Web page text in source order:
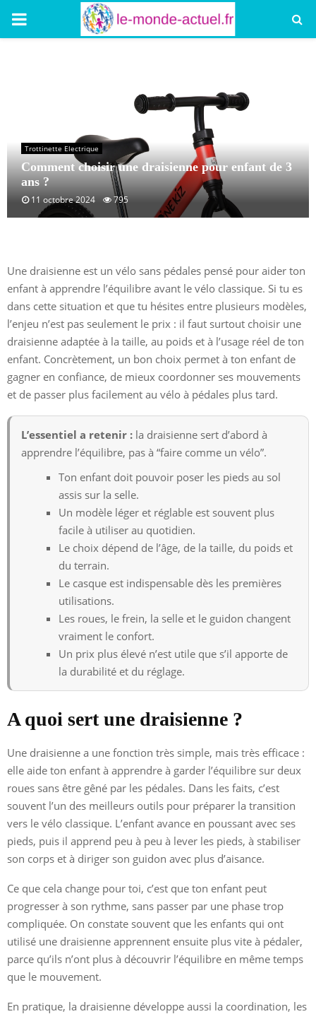
PRIMARY
Trottinette Electrique
Comment choisir une draisienne pour enfant de 3
ans ?
11 octobre 2024 795
Une draisienne est un vélo sans pédales pensé pour aider ton
enfant à apprendre l’équilibre avant le vélo classique. Si tu es
dans cette situation et que tu hésites entre plusieurs modèles,
l’enjeu n’est pas seulement le prix : il faut surtout choisir une
draisienne adaptée à la taille, au poids et à l’usage réel de ton
enfant. Concrètement, un bon choix permet à ton enfant de
gagner en confiance, de mieux coordonner ses mouvements
et de passer plus facilement au vélo à pédales plus tard.
L’essentiel a retenir : la draisienne sert d’abord à
apprendre l’équilibre, pas à “faire comme un vélo”.
Ton enfant doit pouvoir poser les pieds au sol
assis sur la selle.
Un modèle léger et réglable est souvent plus
facile à utiliser au quotidien.
Le choix dépend de l’âge, de la taille, du poids et
du terrain.
Le casque est indispensable dès les premières
utilisations.
Les roues, le frein, la selle et le guidon changent
vraiment le confort.
Un prix plus élevé n’est utile que s’il apporte de
la durabilité et du réglage.
A quoi sert une draisienne ?
Une draisienne a une fonction très simple, mais très efficace :
elle aide ton enfant à apprendre à garder l’équilibre sur deux
roues sans être gêné par les pédales. Dans les faits, c’est
souvent l’un des meilleurs outils pour préparer la transition
vers le vélo classique. L’enfant avance en poussant avec ses
pieds, puis il apprend peu à peu à lever les pieds, à stabiliser
son corps et à diriger son guidon avec plus d’aisance.
Ce que cela change pour toi, c’est que ton enfant peut
progresser à son rythme, sans passer par une phase trop
compliquée. On constate souvent que les enfants qui ont
utilisé une draisienne apprennent ensuite plus vite à pédaler,
parce qu’ils n’ont plus à découvrir l’équilibre en même temps
que le mouvement.
En pratique, la draisienne développe aussi la coordination, les